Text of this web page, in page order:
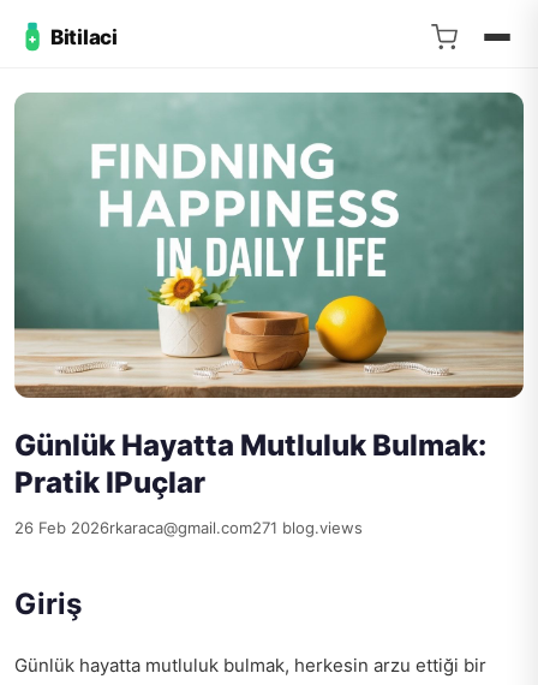
Bitilaci
Günlük Hayatta Mutluluk Bulmak:
Pratik IPuçlar
26 Feb 2026rkaraca@gmail.com271 blog.views
Giriş
Günlük hayatta mutluluk bulmak, herkesin arzu ettiği bir